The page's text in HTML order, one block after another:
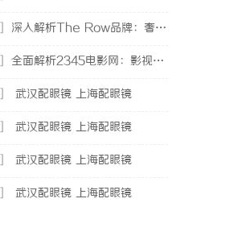
深入解析The Row品牌：奢华时尚的典范与设计哲学
全面解析2345电影网：影视资源的海量宝库与观影新体验
武汉配眼镜 上海配眼镜
武汉配眼镜 上海配眼镜
武汉配眼镜 上海配眼镜
武汉配眼镜 上海配眼镜